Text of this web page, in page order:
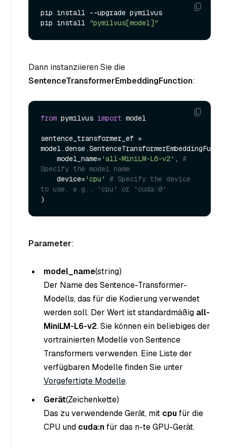
pip install --upgrade pymilvus
pip install "pymilvus[model]"
Dann instanziieren Sie die
SentenceTransformerEmbeddingFunction:
from pymilvus import model
sentence_transformer_ef =
    model_name=
'all-MiniLM-L6-v2' , #
Specify the model name
    device=
'cpu'
# Specify the device
to use, e.g., 'cpu' or 'cuda:0'
Parameter:
model_name(string)
Der Name des Sentence-Transformer-
Modells, das für die Kodierung verwendet
werden soll. Der Wert ist standardmäßig all-
MiniLM-L6-v2. Sie können ein beliebiges der
vortrainierten Modelle von Sentence
Transformers verwenden. Eine Liste der
verfügbaren Modelle finden Sie unter
Vorgefertigte Modelle.
Gerät(Zeichenkette)
Das zu verwendende Gerät, mit cpufür die
CPU und cuda:nfür das n-te GPU-Gerät.